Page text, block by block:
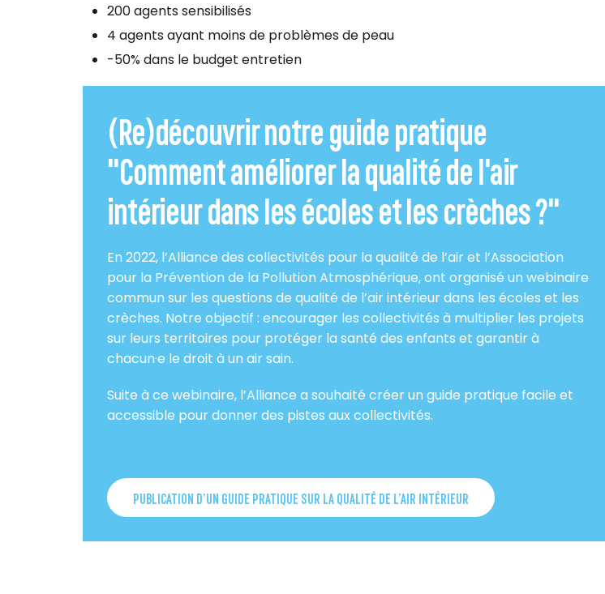
200 agents sensibilisés
4 agents ayant moins de problèmes de peau
-50% dans le budget entretien
(Re)découvrir notre guide pratique
"Comment améliorer la qualité de l'air
intérieur dans les écoles et les crèches ?"
En 2022, l’Alliance des collectivités pour la qualité de l’air et l’Association
pour la Prévention de la Pollution Atmosphérique, ont organisé un webinaire
commun sur les questions de qualité de l’air intérieur dans les écoles et les
crèches. Notre objectif : encourager les collectivités à multiplier les projets
sur leurs territoires pour protéger la santé des enfants et garantir à
chacun·e le droit à un air sain.
Suite à ce webinaire, l’Alliance a souhaité créer un guide pratique facile et
accessible pour donner des pistes aux collectivités.
PUBLICATION D’UN GUIDE PRATIQUE SUR LA QUALITÉ DE L’AIR INTÉRIEUR